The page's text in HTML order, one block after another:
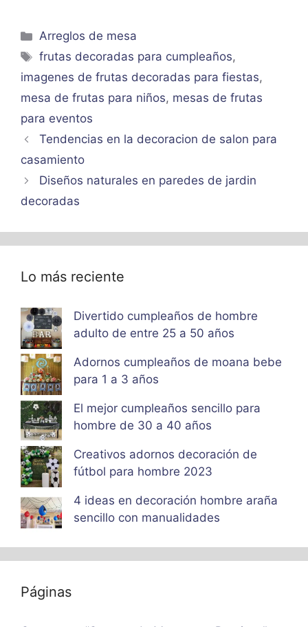
Categorías
Arreglos de mesa
Etiquetas
frutas decoradas para cumpleaños,
imagenes de frutas decoradas para fiestas,
mesa de frutas para niños, mesas de frutas
para eventos
Tendencias en la decoracion de salon para
casamiento
Diseños naturales en paredes de jardin
decoradas
Lo más reciente
Divertido cumpleaños de hombre
adulto de entre 25 a 50 años
Adornos cumpleaños de moana bebe
para 1 a 3 años
El mejor cumpleaños sencillo para
hombre de 30 a 40 años
Creativos adornos decoración de
fútbol para hombre 2023
4 ideas en decoración hombre araña
sencillo con manualidades
Páginas